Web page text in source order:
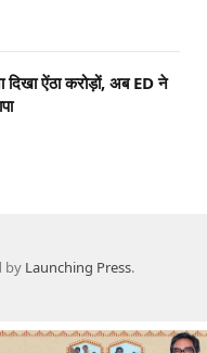
दिखा ऐंठा करोड़ों, अब ED ने
by Launching Press.